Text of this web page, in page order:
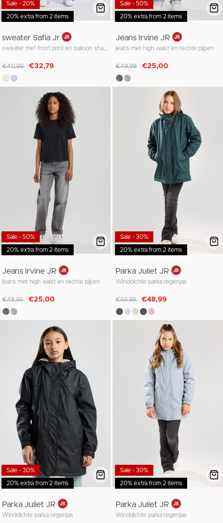
20% extra from 2 items
Sale - 20%
sweater Safia Jr
Afgeprijsd van
€40,99 naar
€32,79
20% extra from 2 items
Sale - 50%
Jeans Irvine JR
jeans met high waist en rechte pijpen
Afgeprijsd van
€49,99 naar
€25,00
20% extra from 2 items
Sale - 50%
Jeans Irvine JR
jeans met high waist en rechte pijpen
Afgeprijsd van
€49,99 naar
€25,00
20% extra from 2 items
Sale - 30%
Parka Juliet JR
Winddichte parka regenjas
Afgeprijsd van
€69,99 naar
€48,99
20% extra from 2 items
Sale - 30%
Parka Juliet JR
Winddichte parka regenjas
20% extra from 2 items
Sale - 30%
Parka Juliet JR
Winddichte parka regenjas